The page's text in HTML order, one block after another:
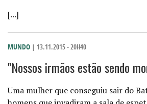
[...]
MUNDO | 13.11.2015 - 20H40
"Nossos irmãos estão sendo
Uma mulher que conseguiu sair do